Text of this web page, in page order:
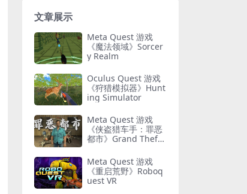
文章展示
Meta Quest 游戏
《魔法领域》Sorcer
y Realm
Oculus Quest 游戏
《狩猎模拟器》Hunt
ing Simulator
Meta Quest 游戏
《侠盗猎车手：罪恶
都市》Grand Theft
Meta Quest 游戏
《重启荒野》Roboq
uest VR